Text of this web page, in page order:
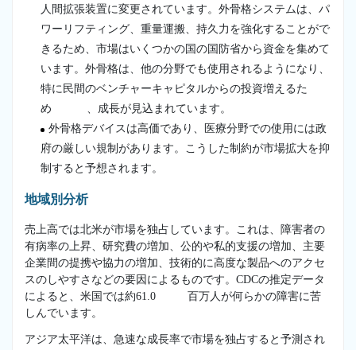
人間拡張装置に変更されています。外骨格システムは、パ
ワーリフティング、重量運搬、持久力を強化することがで
きるため、市場はいくつかの国の国防省から資金を集めて
います。外骨格は、他の分野でも使用されるようになり、
特に民間のベンチャーキャピタルからの投資増えるた
め 、成長が見込まれています。
外骨格デバイスは高価であり、医療分野での使用には政
府の厳しい規制があります。こうした制約が市場拡大を抑
制すると予想されます。
地域別分析
売上高では北米が市場を独占しています。これは、障害者の
有病率の上昇、研究費の増加、公的や私的支援の増加、主要
企業間の提携や協力の増加、技術的に高度な製品へのアクセ
スのしやすさなどの要因によるものです。CDCの推定データ
によると、米国では約61.0 百万人が何らかの障害に苦
しんでいます。
アジア太平洋は、急速な成長率で市場を独占すると予測され